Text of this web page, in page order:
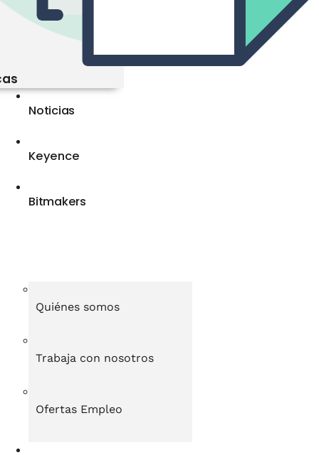
Noticias
Keyence
Bitmakers
Quiénes somos
Trabaja con nosotros
Ofertas Empleo